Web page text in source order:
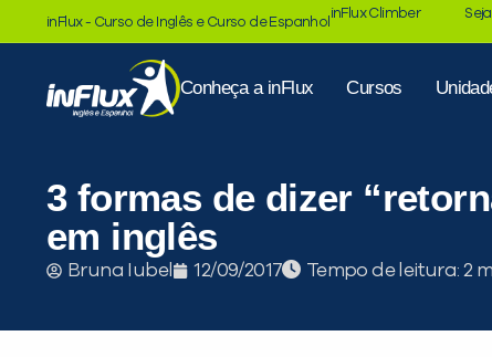
inFlux - Curso de Inglês e Curso de Espanhol
inFlux Climber
Conheça a inFlux Cursos
3 formas de dizer
em inglês
Bruna Iubel 12/09/2017 Tempo de leitura: